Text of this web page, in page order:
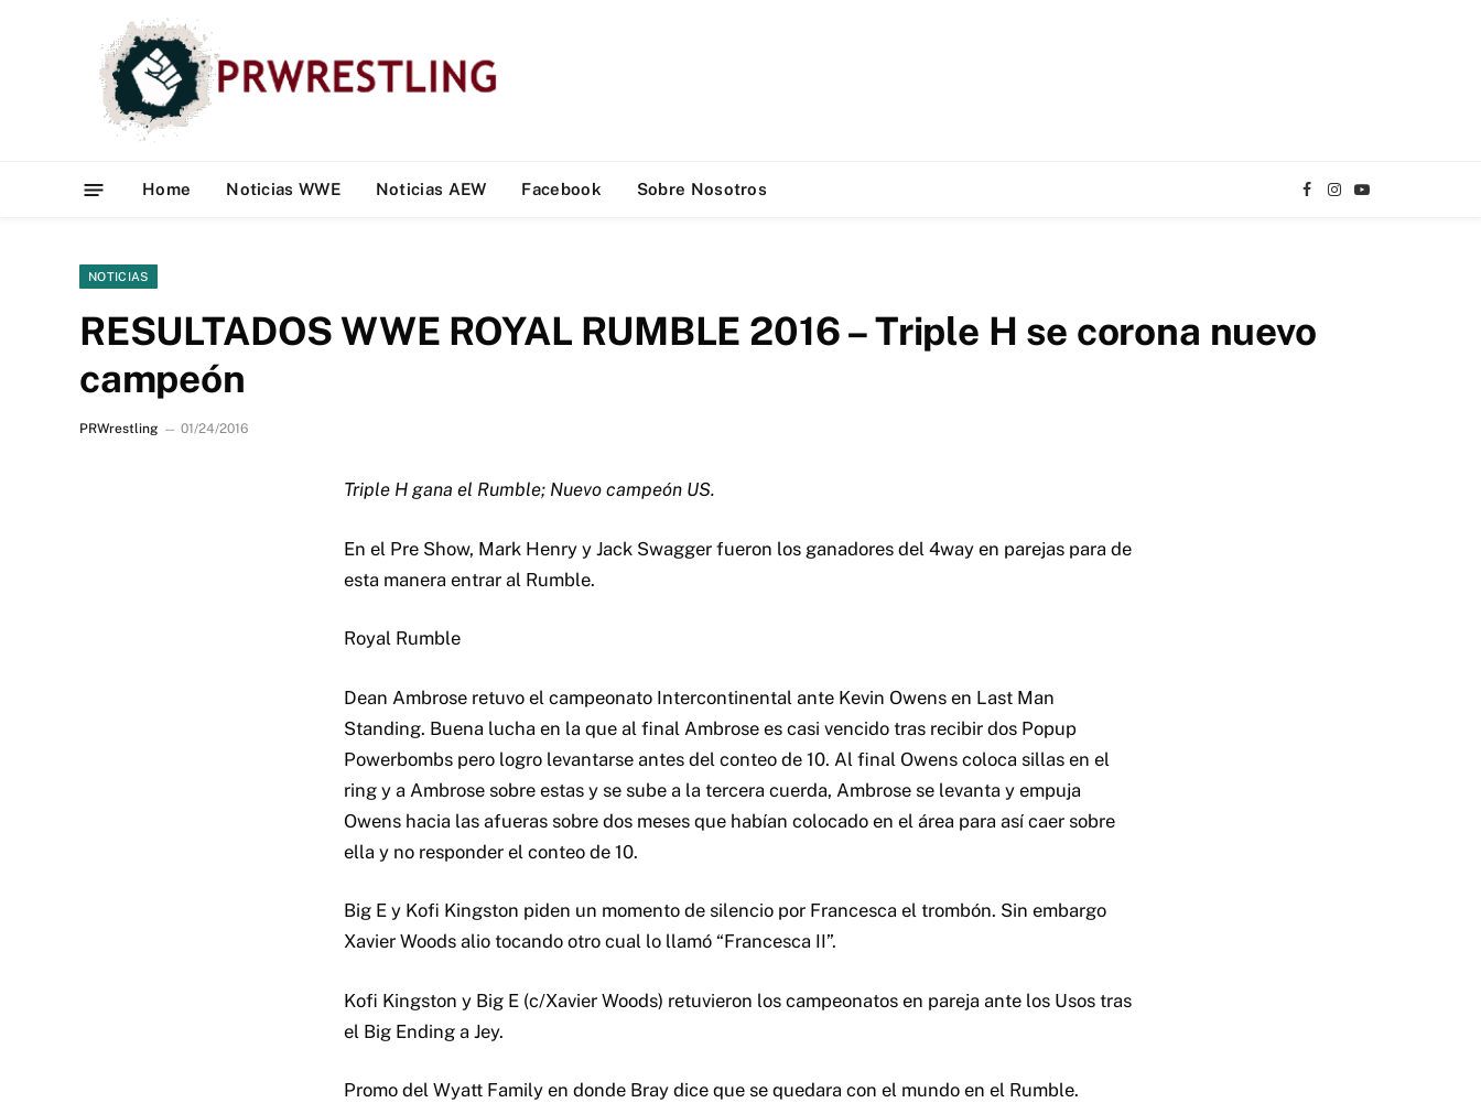
Home Noticias WWE Noticias AEW Facebook Sobre Nosotros
Facebook
Instagram
YouTube
NOTICIAS
RESULTADOS WWE ROYAL RUMBLE 2016 – Triple H se corona nuevo
campeón
PRWrestling 01/24/2016
Triple H gana el Rumble; Nuevo campeón US.
En el Pre Show, Mark Henry y Jack Swagger fueron los ganadores del 4way en parejas para de
esta manera entrar al Rumble.
Royal Rumble
Dean Ambrose retuvo el campeonato Intercontinental ante Kevin Owens en Last Man
Standing. Buena lucha en la que al final Ambrose es casi vencido tras recibir dos Popup
Powerbombs pero logro levantarse antes del conteo de 10. Al final Owens coloca sillas en el
ring y a Ambrose sobre estas y se sube a la tercera cuerda, Ambrose se levanta y empuja
Owens hacia las afueras sobre dos meses que habían colocado en el área para así caer sobre
ella y no responder el conteo de 10.
Big E y Kofi Kingston piden un momento de silencio por Francesca el trombón. Sin embargo
Xavier Woods alio tocando otro cual lo llamó “Francesca II”.
Kofi Kingston y Big E (c/Xavier Woods) retuvieron los campeonatos en pareja ante los Usos tras
el Big Ending a Jey.
Promo del Wyatt Family en donde Bray dice que se quedara con el mundo en el Rumble.